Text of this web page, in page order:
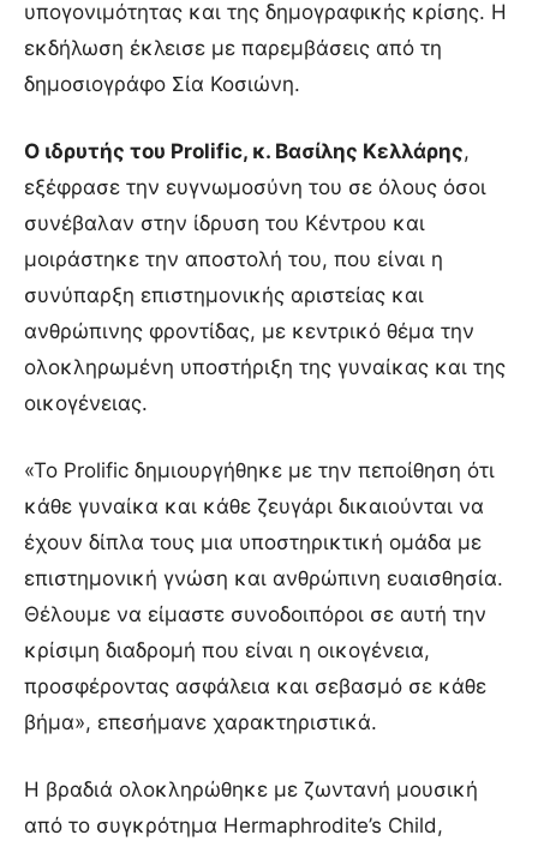
υπογονιμότητας και της δημογραφικής κρίσης. Η
εκδήλωση έκλεισε με παρεμβάσεις από τη
δημοσιογράφο Σία Κοσιώνη.
Ο ιδρυτής του Prolific, κ. Βασίλης Κελλάρης,
εξέφρασε την ευγνωμοσύνη του σε όλους όσοι
συνέβαλαν στην ίδρυση του Κέντρου και
μοιράστηκε την αποστολή του, που είναι η
συνύπαρξη επιστημονικής αριστείας και
ανθρώπινης φροντίδας, με κεντρικό θέμα την
ολοκληρωμένη υποστήριξη της γυναίκας και της
οικογένειας.
«Το Prolific δημιουργήθηκε με την πεποίθηση ότι
κάθε γυναίκα και κάθε ζευγάρι δικαιούνται να
έχουν δίπλα τους μια υποστηρικτική ομάδα με
επιστημονική γνώση και ανθρώπινη ευαισθησία.
Θέλουμε να είμαστε συνοδοιπόροι σε αυτή την
κρίσιμη διαδρομή που είναι η οικογένεια,
προσφέροντας ασφάλεια και σεβασμό σε κάθε
βήμα», επεσήμανε χαρακτηριστικά.
Η βραδιά ολοκληρώθηκε με ζωντανή μουσική
από το συγκρότημα Hermaphrodite’s Child,